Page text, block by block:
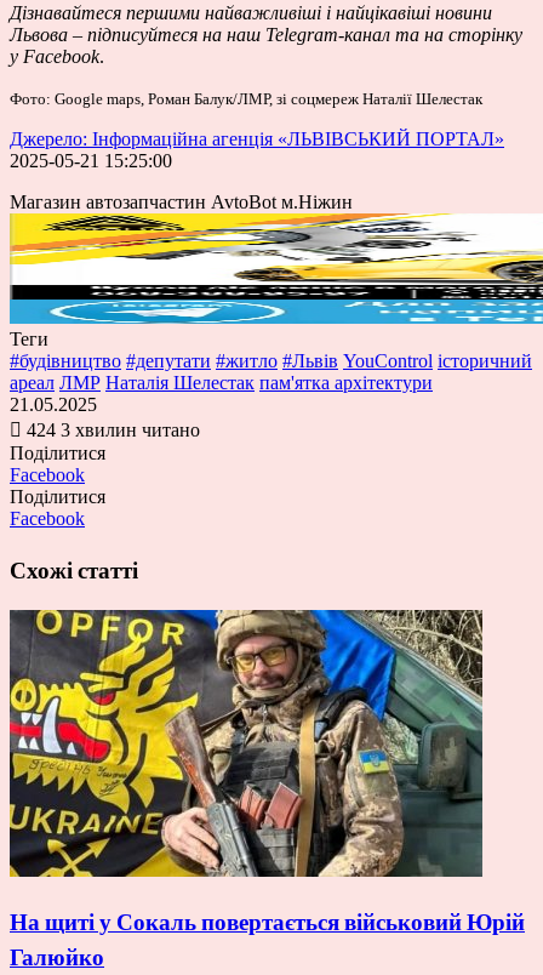
Дізнавайтеся першими найважливіші і найцікавіші новини
Львова – підписуйтеся на наш Telegram-канал та на сторінку
у Facebook.
Фото: Google maps, Роман Балук/ЛМР, зі соцмереж Наталії Шелестак
Джерело: Інформаційна агенція «ЛЬВІВСЬКИЙ ПОРТАЛ»
2025-05-21 15:25:00
Магазин автозапчастин AvtoBot м.Ніжин
Теги
#будівництво #депутати #житло #Львів YouСontrol історичний
ареал ЛМР Наталія Шелестак пам'ятка архітектури
21.05.2025
424 3 хвилин читано
Поділитися
Facebook
Поділитися
Facebook
Схожі статті
На щиті у Сокаль повертається військовий Юрій
Галюйко